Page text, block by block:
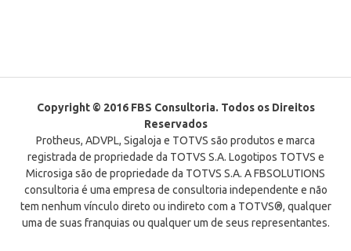
Copyright © 2016 FBS Consultoria. Todos os Direitos
Reservados
Protheus, ADVPL, Sigaloja e TOTVS são produtos e marca
registrada de propriedade da TOTVS S.A. Logotipos TOTVS e
Microsiga são de propriedade da TOTVS S.A. A FBSOLUTIONS
consultoria é uma empresa de consultoria independente e não
tem nenhum vínculo direto ou indireto com a TOTVS®, qualquer
uma de suas franquias ou qualquer um de seus representantes.